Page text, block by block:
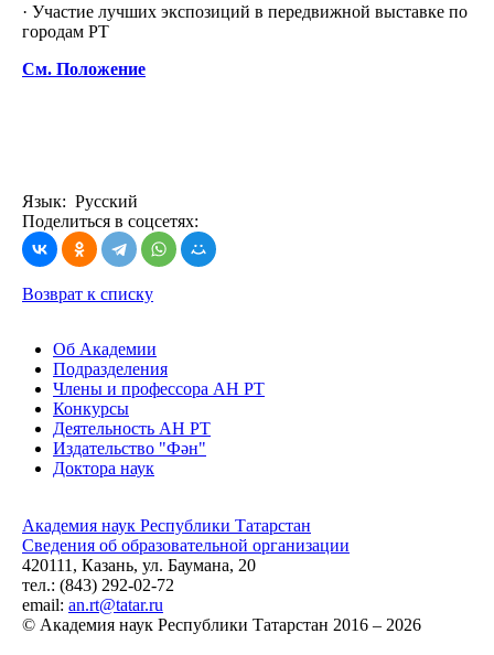
· Участие лучших экспозиций в передвижной выставке по
городам РТ
См. Положение
Язык: Русский
Поделиться в соцсетях:
Возврат к списку
Об Академии
Подразделения
Члены и профессора АН РТ
Конкурсы
Деятельность АН РТ
Издательство "Фән"
Доктора наук
Академия наук Республики Татарстан
Сведения об образовательной организации
420111, Казань, ул. Баумана, 20
тел.: (843) 292-02-72
email: an.rt@tatar.ru
© Академия наук Республики Татарстан 2016 – 2026